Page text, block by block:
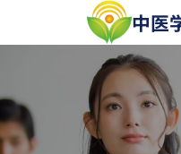
容
ス
キ
中医